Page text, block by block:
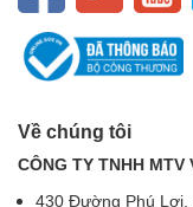
Về chúng tôi
CÔNG TY TNHH MTV
430 Đường Phú Lợi,